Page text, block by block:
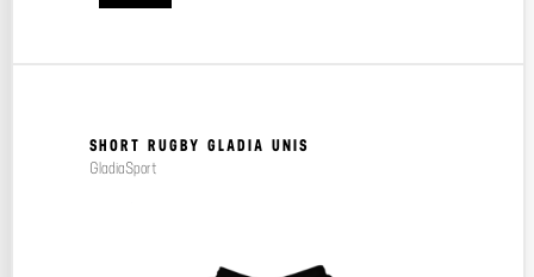
SHORT RUGBY GLADIA UNIS
GladiaSport